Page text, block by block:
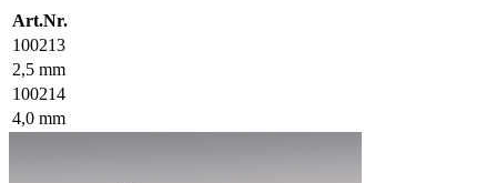
Art.Nr.
100213
2,5 mm
100214
4,0 mm